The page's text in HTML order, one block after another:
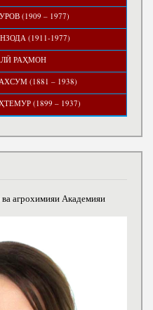
(1909 – 1977)
(1911-1977)
РАҲМОН
(1881 – 1938)
(1899 – 1937)
агрохимияи Академияи